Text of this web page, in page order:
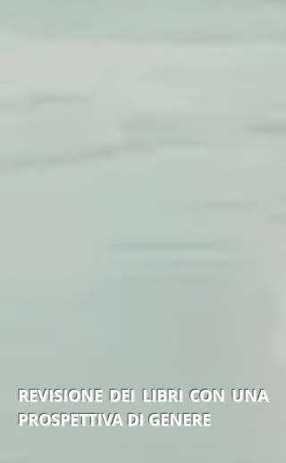
REVISIONE DEI LIBRI CON UNA
PROSPETTIVA DI GENERE